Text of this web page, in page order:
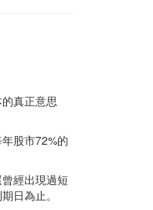
真正意思
股市72%的
經出現過短
日為止。